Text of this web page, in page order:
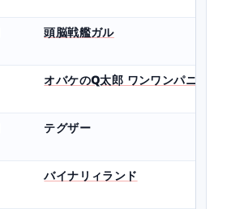
頭脳戦艦ガル
オバケのQ太郎 ワンワンパニック
テグザー
バイナリィランド